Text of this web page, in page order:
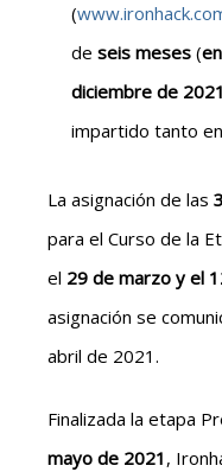
(
de seis meses (
diciembre de 2021
impartido tanto
La asignación de las
para el Curso de la
el 29 de marzo y el
asignación se
abril de 2021.
Finalizada la etapa
mayo de 2021 ,